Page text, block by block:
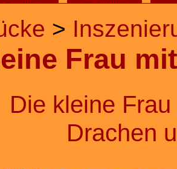
>
Frau
Die kleine
Drachen